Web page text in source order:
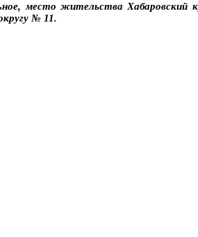
место жительства Хабаровский
№ 11.